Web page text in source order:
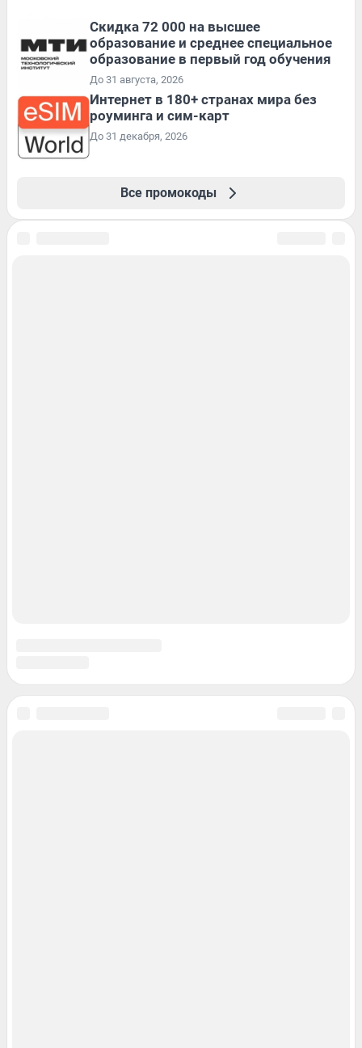
Скидка 72 000 на высшее
образование и среднее специальное
образование в первый год обучения
До 31 августа, 2026
Интернет в 180+ странах мира без
роуминга и сим-карт
До 31 декабря, 2026
Все промокоды